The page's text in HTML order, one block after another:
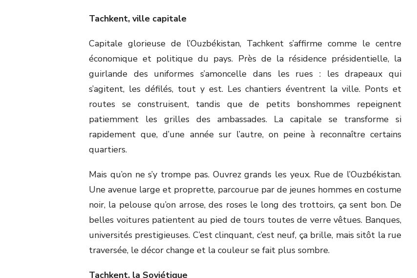
Tachkent, ville capitale
Capitale glorieuse de l’Ouzbékistan, Tachkent s’affirme comme le centre
économique et politique du pays. Près de la résidence présidentielle, la
guirlande des uniformes s’amoncelle dans les rues : les drapeaux qui
s’agitent, les défilés, tout y est. Les chantiers éventrent la ville. Ponts et
routes se construisent, tandis que de petits bonshommes repeignent
patiemment les grilles des ambassades. La capitale se transforme si
rapidement que, d’une année sur l’autre, on peine à reconnaître certains
quartiers.
Mais qu’on ne s’y trompe pas. Ouvrez grands les yeux. Rue de l’Ouzbékistan.
Une avenue large et proprette, parcourue par de jeunes hommes en costume
noir, la pelouse qu’on arrose, des roses le long des trottoirs, ça sent bon. De
belles voitures patientent au pied de tours toutes de verre vêtues. Banques,
universités prestigieuses. C’est clinquant, c’est neuf, ça brille, mais sitôt la rue
traversée, le décor change et la couleur se fait plus sombre.
Tachkent, la Soviétique